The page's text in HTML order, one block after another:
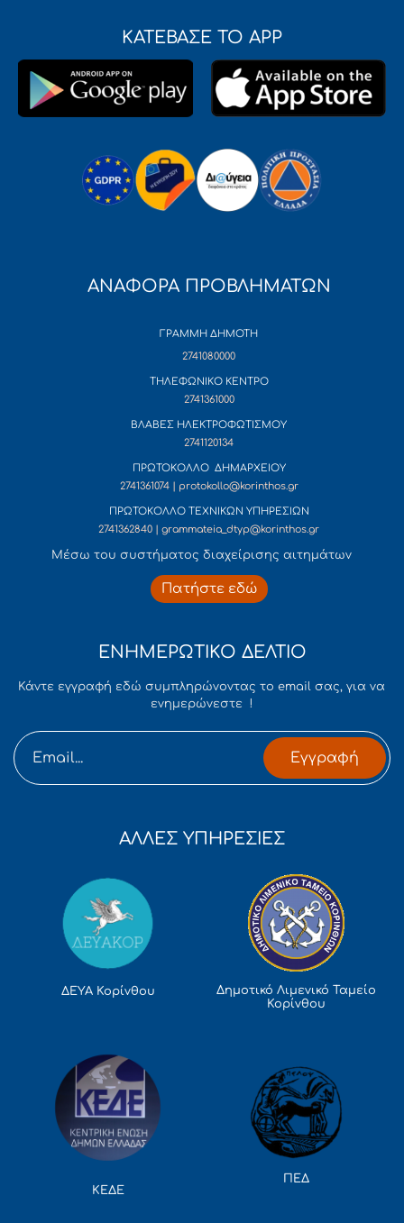
ΚΑΤΕΒΑΣΕ ΤΟ APP
ΑΝΑΦΟΡΑ ΠΡΟΒΛΗΜΑΤΩΝ
ΓΡΑΜΜΗ ΔΗΜΟΤΗ
2741080000
ΤΗΛΕΦΩΝΙΚΟ ΚΕΝΤΡΟ
2741361000
ΒΛΑΒΕΣ ΗΛΕΚΤΡΟΦΩΤΙΣΜΟΥ
2741120134
ΠΡΩΤΟΚΟΛΛΟ ΔΗΜΑΡΧΕΙΟΥ
2741361074 | protokollo@korinthos.gr
ΠΡΩΤΟΚΟΛΛΟ ΤΕΧΝΙΚΩΝ ΥΠΗΡΕΣΙΩΝ
2741362840 | grammateia_dtyp@korinthos.gr
Mέσω του συστήματος διαχείρισης αιτημάτων
Πατήστε εδώ
ΕΝΗΜΕΡΩΤΙΚΟ ΔΕΛΤΙΟ
Κάντε εγγραφή εδώ συμπληρώνοντας το email σας, για να
ενημερώνεστε !
Εγγραφή
ΑΛΛΕΣ ΥΠΗΡΕΣΙΕΣ
ΔΕΥΑ Κορίνθου
Δημοτικό Λιμενικό Ταμείο
Κορίνθου
ΚΕΔΕ
ΠΕΔ